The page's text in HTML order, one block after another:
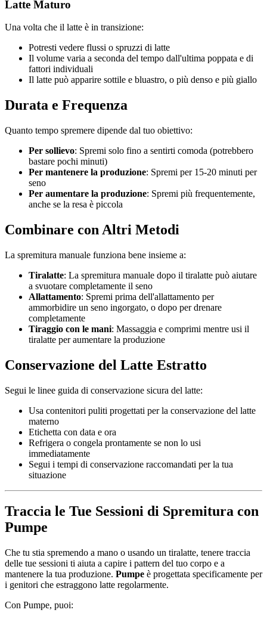
Latte Maturo
Una volta che il latte è in transizione:
Potresti vedere flussi o spruzzi di latte
Il volume varia a seconda del tempo dall'ultima poppata e di
fattori individuali
Il latte può apparire sottile e bluastro, o più denso e più giallo
Durata e Frequenza
Quanto tempo spremere dipende dal tuo obiettivo:
Per sollievo: Spremi solo fino a sentirti comoda (potrebbero
bastare pochi minuti)
Per mantenere la produzione: Spremi per 15-20 minuti per
seno
Per aumentare la produzione: Spremi più frequentemente,
anche se la resa è piccola
Combinare con Altri Metodi
La spremitura manuale funziona bene insieme a:
Tiralatte: La spremitura manuale dopo il tiralatte può aiutare
a svuotare completamente il seno
Allattamento: Spremi prima dell'allattamento per
ammorbidire un seno ingorgato, o dopo per drenare
completamente
Tiraggio con le mani: Massaggia e comprimi mentre usi il
tiralatte per aumentare la produzione
Conservazione del Latte Estratto
Segui le linee guida di conservazione sicura del latte:
Usa contenitori puliti progettati per la conservazione del latte
materno
Etichetta con data e ora
Refrigera o congela prontamente se non lo usi
immediatamente
Segui i tempi di conservazione raccomandati per la tua
situazione
Traccia le Tue Sessioni di Spremitura con
Pumpe
Che tu stia spremendo a mano o usando un tiralatte, tenere traccia
delle tue sessioni ti aiuta a capire i pattern del tuo corpo e a
mantenere la tua produzione. Pumpe è progettata specificamente per
i genitori che estraggono latte regolarmente.
Con Pumpe, puoi: